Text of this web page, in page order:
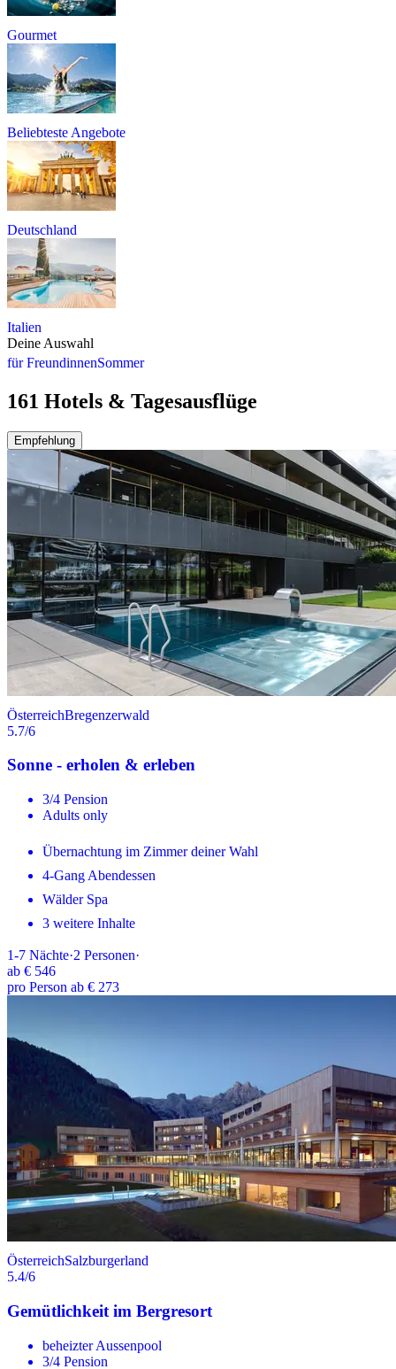
Gourmet
Beliebteste Angebote
Deutschland
Italien
Deine Auswahl
für FreundinnenSommer
161 Hotels & Tagesausflüge
Empfehlung
ÖsterreichBregenzerwald
5.7/6
Sonne - erholen & erleben
3/4 Pension
Adults only
Übernachtung im Zimmer deiner Wahl
4-Gang Abendessen
Wälder Spa
3 weitere Inhalte
1-7 Nächte·2 Personen·
ab € 546
pro Person ab € 273
ÖsterreichSalzburgerland
5.4/6
Gemütlichkeit im Bergresort
beheizter Aussenpool
3/4 Pension